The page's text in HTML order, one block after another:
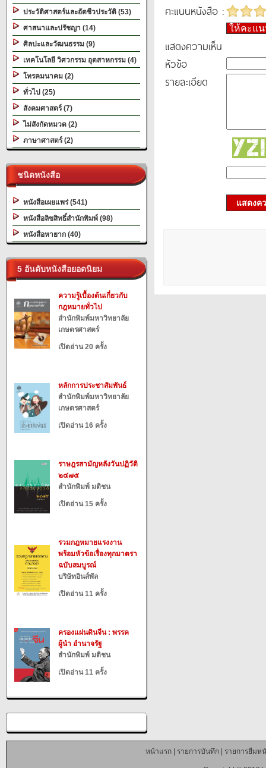
ประวัติศาสตร์และอัตชีวประวัติ (53)
ศาสนาและปรัชญา (14)
ศิลปะและวัฒนธรรม (9)
เทคโนโลยี วิศวกรรม อุตสาหกรรม (4)
โทรคมนาคม (2)
ทั่วไป (25)
สังคมศาสตร์ (7)
ไม่สังกัดหมวด (2)
ภาษาศาสตร์ (2)
ชนิดหนังสือ
หนังสือเผยแพร่ (541)
หนังสือลิขสิทธิ์สำนักพิมพ์ (98)
หนังสือหายาก (40)
5 อันดับหนังสือยอดนิยม
ความรู้เบื้องต้นเกี่ยวกับ
กฎหมายทั่วไป
สำนักพิมพ์มหาวิทยาลัย
เกษตรศาสตร์
เปิดอ่าน 20 ครั้ง
หลักการประชาสัมพันธ์
สำนักพิมพ์มหาวิทยาลัย
เกษตรศาสตร์
เปิดอ่าน 16 ครั้ง
ราษฎรสามัญหลังวันปฏิวัติ
๒๔๗๕
สำนักพิมพ์ มติชน
เปิดอ่าน 15 ครั้ง
รวมกฎหมายแรงงาน
พร้อมหัวข้อเรื่องทุกมาตรา
ฉบับสมบูรณ์
บริษัทอินส์พัล
เปิดอ่าน 11 ครั้ง
ครองแผ่นดินจีน : พรรค
ผู้นำ อำนาจรัฐ
สำนักพิมพ์ มติชน
เปิดอ่าน 11 ครั้ง
คะแนนหนังสือ :
ให้คะแ
แสดงความเห็น
หัวข้อ
รายละเอียด
แสดงค
หน้าแรก| รายการบันทึก| รายการยืมห